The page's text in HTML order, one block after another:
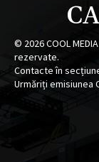
© 2026COOL
rezervate.
Contacte în
Urmăriți emisiunea